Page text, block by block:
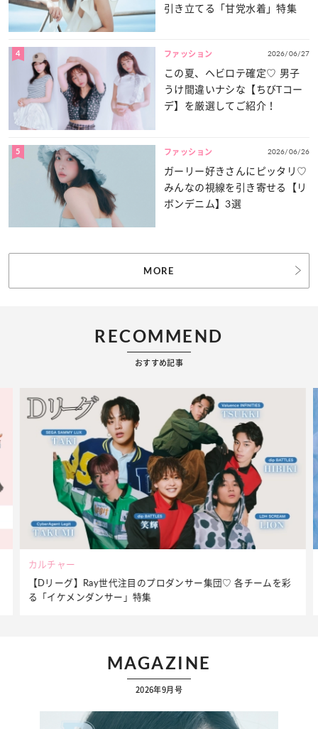
引き立てる「甘党水着」特集
4 ファッション 2026/06/27
この夏、ヘビロテ確定♡ 男子
うけ間違いナシな【ちびTコー
デ】を厳選してご紹介！
5 ファッション 2026/06/26
ガーリー好きさんにピッタリ♡
みんなの視線を引き寄せる【リ
ボンデニム】3選
MORE
RECOMMEND
おすすめ記事
ビューティー
夏だからこそ“水分”が大切！くずれないメイクをつくる【保湿
ケア】アイテム3選
MAGAZINE
2026年9月号